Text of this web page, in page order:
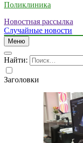
Поликлиника
Новостная рассылка
Случайные новости
Меню
Найти:
Заголовки